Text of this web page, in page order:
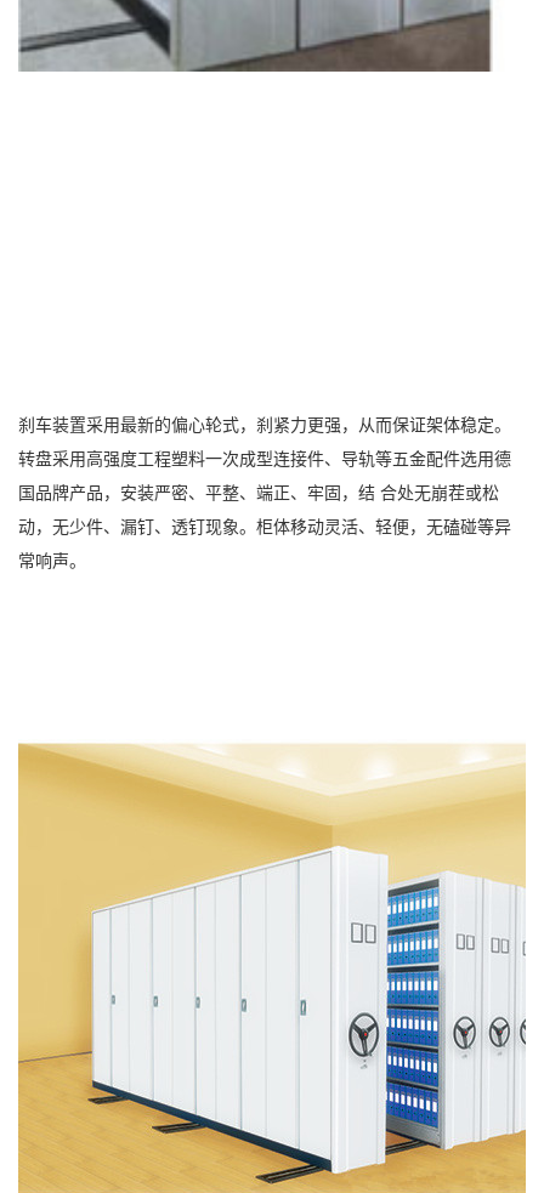
刹车装置采用最新的偏心轮式，刹紧力更强，从而保证架体稳定。
转盘采用高强度工程塑料一次成型连接件、导轨等五金配件选用德
国品牌产品，安装严密、平整、端正、牢固，结 合处无崩茬或松
动，无少件、漏钉、透钉现象。柜体移动灵活、轻便，无磕碰等异
常响声。